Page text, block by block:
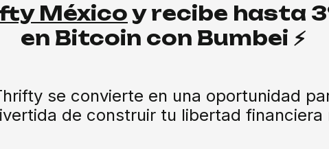
México y recibe hasta
en Bitcoin con Bumbei ⚡
se convierte en una oportunidad
de construir tu libertad